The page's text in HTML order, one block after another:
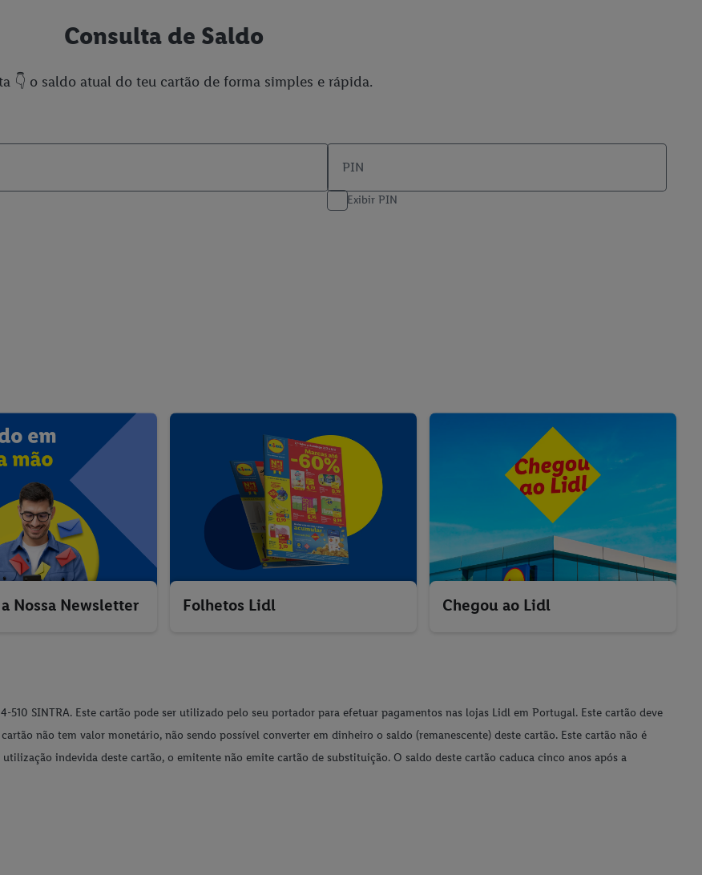
Consulta de Saldo
👇 o saldo atual do teu cartão de forma simples e rápida.
PIN
Exibir PIN
Nossa Newsletter Folhetos Lidl Chegou ao Lidl
510 SINTRA. Este cartão pode ser utilizado pelo seu portador para efetuar pagamentos nas lojas Lidl em Portugal. Este cartão deve
não tem valor monetário, não sendo possível converter em dinheiro o saldo (remanescente) deste cartão. Este cartão não é
indevida deste cartão, o emitente não emite cartão de substituição. O saldo deste cartão caduca cinco anos após a